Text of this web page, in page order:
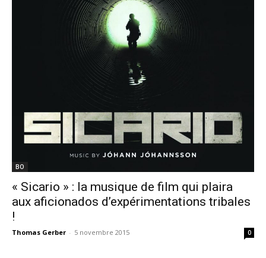
BO
« Sicario » : la musique de film qui plaira
aux aficionados d’expérimentations tribales
!
Thomas Gerber - 5 novembre 2015 0